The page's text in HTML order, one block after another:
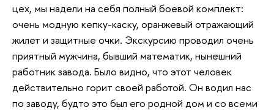
цех, мы надели на себя полный боевой комплект:
очень модную кепку-каску, оранжевый отражающий
жилет и защитные очки. Экскурсию проводил очень
приятный мужчина, бывший математик, нынешний
работник завода. Было видно, что этот человек
действительно горит своей работой. Он водил нас
по заводу, будто это был его родной дом и со всеми